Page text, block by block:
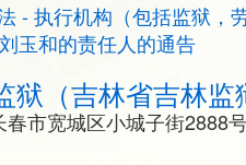
- 执行机构（包括监狱，
玉和的责任人的通告
狱（吉林省吉林监
市宽城区小城子街2888